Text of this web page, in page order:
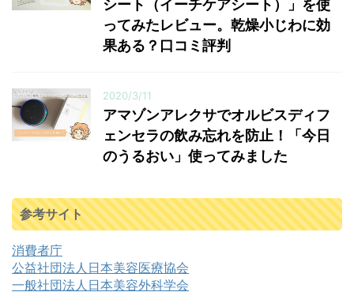
シート（イーチケアシート）」を使
ってみたレビュー。乾燥小じわに効
果ある？口コミ評判
2020/3/11
アマゾンアレクサでオルビスディフ
ェンセラの飲み忘れを防止！「今日
のうるおい」使ってみました
参考サイト
消費者庁
公益社団法人日本美容医療協会
一般社団法人日本美容外科学会